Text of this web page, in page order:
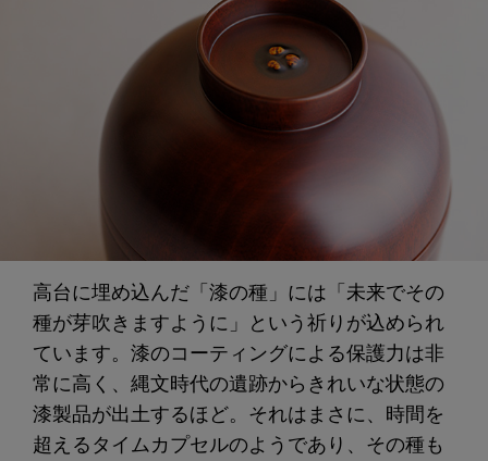
高台に埋め込んだ「漆の種」には「未来でその
種が芽吹きますように」という祈りが込められ
ています。漆のコーティングによる保護力は非
常に高く、縄文時代の遺跡からきれいな状態の
漆製品が出土するほど。それはまさに、時間を
超えるタイムカプセルのようであり、その種も